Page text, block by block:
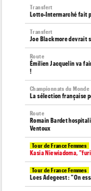
Transfert
Lotto-Intermarché fait
Transfert
Joe Blackmore devrait
Route
Émilien Jacquelin va
!
Championnats du Monde
La sélection française
Route
Romain Bardet
Ventoux
Tour de France Femmes
Kasia Niewiadoma,
Tour de France Femmes
Loes Adegeest : "On